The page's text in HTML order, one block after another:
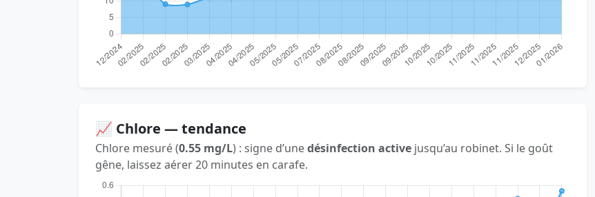
📈 Chlore — tendance
Chlore mesuré (0.55 mg/L) : signe d’unedésinfection active jusqu’au robinet. Si le goût
gêne, laissez aérer 20 minutes en carafe.